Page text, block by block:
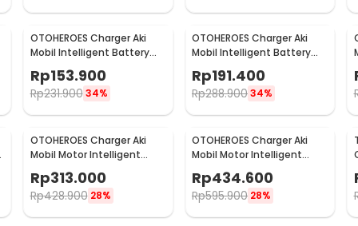
OTOHEROES Charger Aki
Mobil Intelligent Battery
Charger 12V/24V 10A - MF-2
Rp153.900
Rp231.900 34%
OTOHEROES Charger Aki
Mobil Intelligent Battery
2B
Rp191.400
Rp288.90034%
OTOHEROES Charger Aki
Mobil Motor Intelligent
Battery Charger 12V/24V -
AJ-618D
Rp313.000
Rp428.900 28%
OTOHEROES Charger Aki
Mobil Motor Intelligent
Battery Charger 12V/24V -
AJ-618A
Rp434.600
Rp595.900 28%